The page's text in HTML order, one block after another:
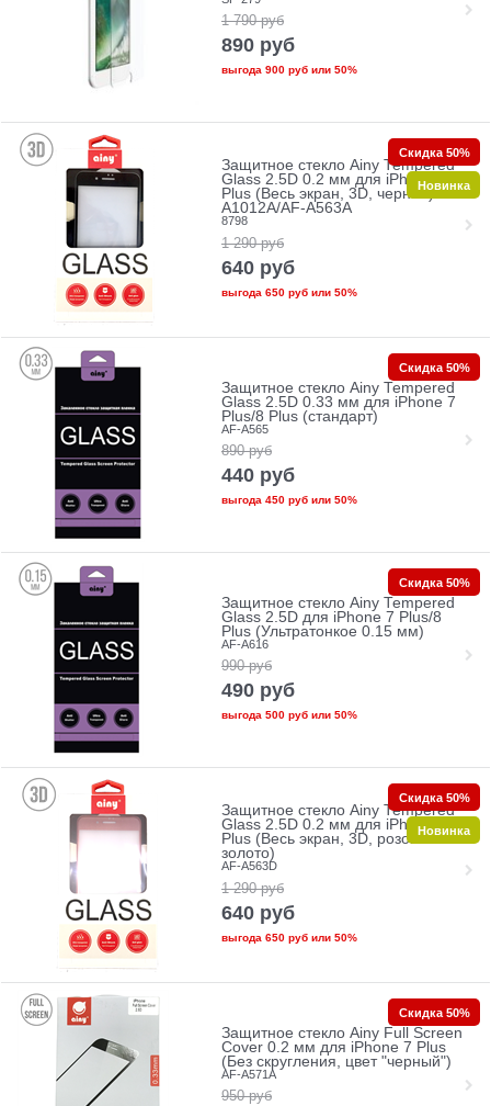
1 790 руб
890 руб
выгода 900 рубили 50%
Защитное стекло Ainy Tempered
Glass 2.5D 0.2 мм для iPhone 7
Plus (Весь экран, 3D, черное) AF-
A1012A/AF-A563A
8798
1 290 руб
640 руб
выгода 650 рубили 50%
Скидка 50%
Новинка
Защитное стекло Ainy Tempered
Glass 2.5D 0.33 мм для iPhone 7
Plus/8 Plus (стандарт)
AF-A565
890 руб
440 руб
выгода 450 рубили 50%
Скидка 50%
Защитное стекло Ainy Tempered
Glass 2.5D для iPhone 7 Plus/8
Plus (Ультратонкое 0.15 мм)
AF-A616
990 руб
490 руб
выгода 500 рубили 50%
Скидка 50%
Защитное стекло Ainy Tempered
Glass 2.5D 0.2 мм для iPhone 7
Plus (Весь экран, 3D, розовое
золото)
AF-A563D
1 290 руб
640 руб
выгода 650 рубили 50%
Скидка 50%
Новинка
Защитное стекло Ainy Full Screen
Cover 0.2 мм для iPhone 7 Plus
(Без скругления, цвет "черный")
AF-A571A
950 руб
Скидка 50%